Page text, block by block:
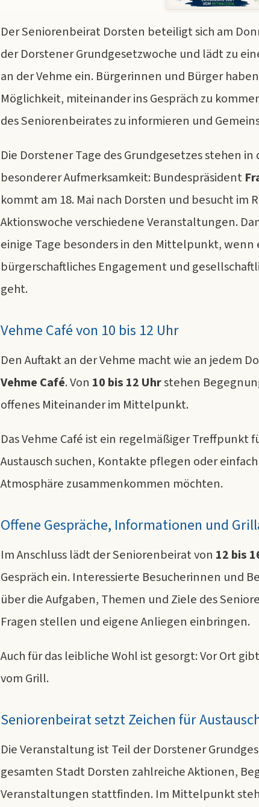
Der Seniorenbeirat Dorsten beteiligt sich am
der Dorstener Grundgesetzwoche und lädt zu
an der Vehme ein. Bürgerinnen und Bürger
Möglichkeit, miteinander ins Gespräch zu
des Seniorenbeirates zu informieren und
Die Dorstener Tage des Grundgesetzes stehen
besonderer Aufmerksamkeit: Bundespräsident
kommt am 18. Mai nach Dorsten und besucht im
Aktionswoche verschiedene Veranstaltungen.
einige Tage besonders in den Mittelpunkt, wenn
bürgerschaftliches Engagement und
geht.
Vehme Café von 10 bis 12 Uhr
Den Auftakt an der Vehme macht wie an jedem
Vehme Café. Von 10 bis 12 Uhrstehen
offenes Miteinander im Mittelpunkt.
Das Vehme Café ist ein regelmäßiger Treffpunkt
Austausch suchen, Kontakte pflegen oder
Atmosphäre zusammenkommen möchten.
Offene Gespräche, Informationen und
Im Anschluss lädt der Seniorenbeirat von 12 bis
Gespräch ein. Interessierte Besucherinnen und
über die Aufgaben, Themen und Ziele des
Fragen stellen und eigene Anliegen einbringen.
Auch für das leibliche Wohl ist gesorgt: Vor Ort
vom Grill.
Seniorenbeirat setzt Zeichen für
Die Veranstaltung ist Teil der Dorstener
gesamten Stadt Dorsten zahlreiche Aktionen,
Veranstaltungen stattfinden. Im Mittelpunkt